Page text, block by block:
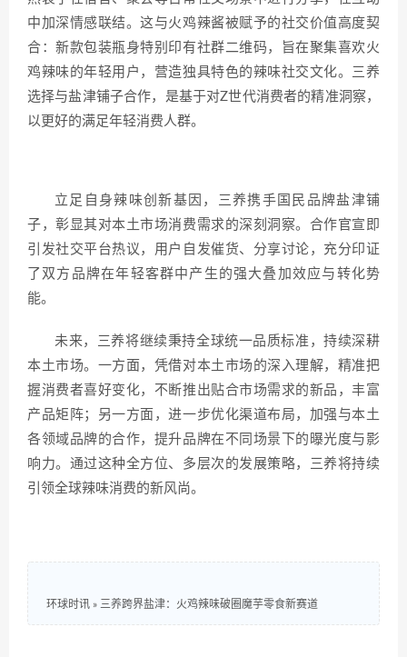
中加深情感联结。这与火鸡辣酱被赋予的社交价值高度契
合：新款包装瓶身特别印有社群二维码，旨在聚集喜欢火
鸡辣味的年轻用户，营造独具特色的辣味社交文化。三养
选择与盐津铺子合作，是基于对Z世代消费者的精准洞察，
以更好的满足年轻消费人群。
立足自身辣味创新基因，三养携手国民品牌盐津铺
子，彰显其对本土市场消费需求的深刻洞察。合作官宣即
引发社交平台热议，用户自发催货、分享讨论，充分印证
了双方品牌在年轻客群中产生的强大叠加效应与转化势
能。
未来，三养将继续秉持全球统一品质标准，持续深耕
本土市场。一方面，凭借对本土市场的深入理解，精准把
握消费者喜好变化，不断推出贴合市场需求的新品，丰富
产品矩阵；另一方面，进一步优化渠道布局，加强与本土
各领域品牌的合作，提升品牌在不同场景下的曝光度与影
响力。通过这种全方位、多层次的发展策略，三养将持续
引领全球辣味消费的新风尚。
环球时讯 » 三养跨界盐津：火鸡辣味破圈魔芋零食新赛道